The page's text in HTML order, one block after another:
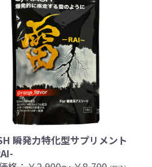
瞬発力特化型サプリメント